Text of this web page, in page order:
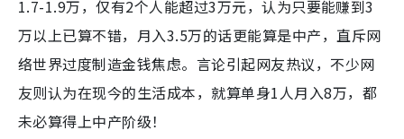
1.7-1.9万，仅有2个人能超过3万元，认为只要能赚到3
万以上已算不错，月入3.5万的话更能算是中产，直斥网
络世界过度制造金钱焦虑。言论引起网友热议，不少网
友则认为在现今的生活成本，就算单身1人月入8万，都
未必算得上中产阶级！